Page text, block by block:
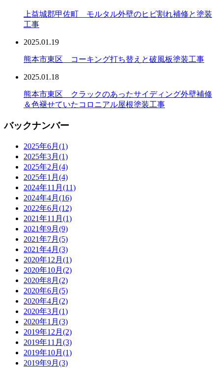
上益城郡甲佐町 モルタル外壁のヒビ割れ補修と塗装
工事
2025.01.19
熊本市東区 コーキング打ち替えと破風板塗装工事
2025.01.18
熊本市東区 クラックのあったサイディング外壁補修
＆色褪せていたコロニアル屋根塗装工事
バックナンバー
2025年6月 (1)
2025年3月 (1)
2025年2月 (4)
2025年1月 (4)
2024年11月 (11)
2024年4月 (16)
2022年6月 (12)
2021年11月 (1)
2021年9月 (9)
2021年7月 (5)
2021年4月 (3)
2020年12月 (1)
2020年10月 (2)
2020年8月 (2)
2020年6月 (5)
2020年4月 (2)
2020年3月 (1)
2020年1月 (3)
2019年12月 (2)
2019年11月 (3)
2019年10月 (1)
2019年9月 (3)